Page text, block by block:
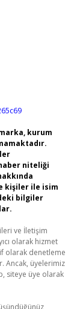
kurum
niteliği
kişiler ile isim
bilgiler
ve İletişim
olarak hizmet
olarak denetleme
Ancak, üyelerimiz
siteye üye olarak